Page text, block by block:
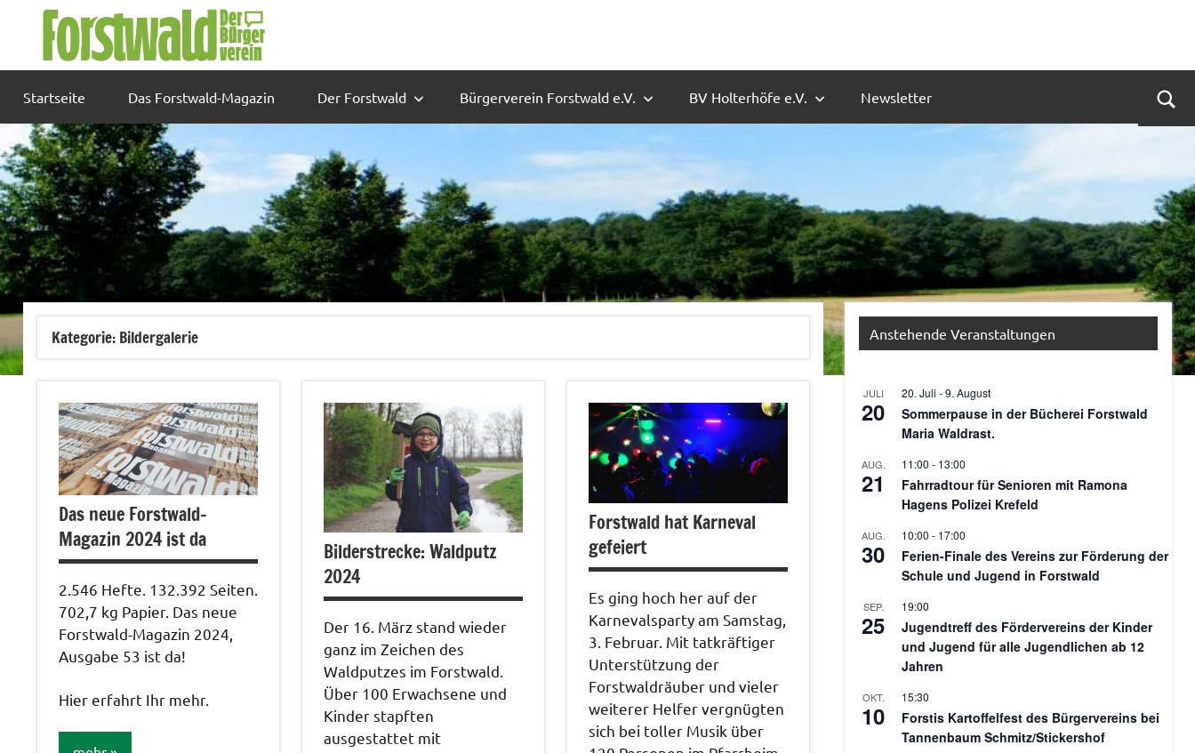
Startseite Das Forstwald-Magazin Der Forstwald Bürgerverein Forstwald e.V. BV Holterhöfe e.V. Newsletter
Kategorie: Bildergalerie
Das neue Forstwald-
Magazin 2024 ist da
2.546 Hefte. 132.392 Seiten.
702,7 kg Papier. Das neue
Forstwald-Magazin 2024,
Ausgabe 53 ist da!
Hier erfahrt Ihr mehr.
Bilderstrecke: Waldputz
2024
Der 16. März stand wieder
ganz im Zeichen des
Waldputzes im Forstwald.
Über 100 Erwachsene und
Kinder stapften
ausgestattet mit
Forstwald hat Karneval
gefeiert
Es ging hoch her auf der
Karnevalsparty am Samstag,
3. Februar. Mit tatkräftiger
Unterstützung der
Forstwaldräuber und vieler
weiterer Helfer vergnügten
sich bei toller Musik über
Anstehende Veranstaltungen
JULI
20
20. Juli -9. August
Sommerpause in der Bücherei Forstwald
Maria Waldrast.
AUG.
21
11:00 - 13:00
Fahrradtour für Senioren mit Ramona
Hagens Polizei Krefeld
AUG.
30
10:00 - 17:00
Ferien-Finale des Vereins zur Förderung der
Schule und Jugend in Forstwald
SEP.
25
19:00
Jugendtreff des Fördervereins der Kinder
und Jugend für alle Jugendlichen ab 12
Jahren
OKT.
10
15:30
Forstis Kartoffelfest des Bürgervereins bei
Tannenbaum Schmitz/Stickershof